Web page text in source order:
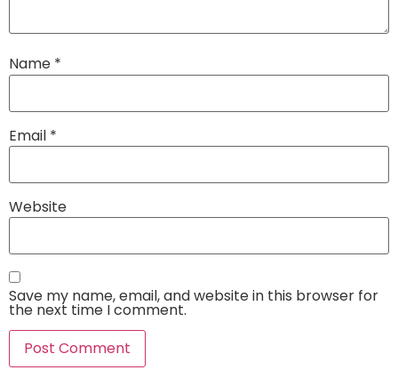
Name *
Email *
Website
Save my name, email, and website in this browser for
the next time I comment.